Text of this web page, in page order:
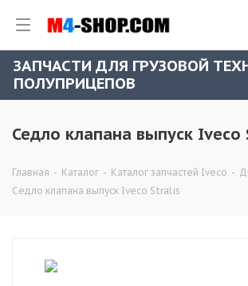
ЗАПЧАСТИ ДЛЯ ГРУЗОВОЙ
ПОЛУПРИЦЕПОВ
Седло клапана выпуск Iveco
Главная - Каталог - Каталог запчастей Iveco -
Седло клапана выпуск Iveco Stralis